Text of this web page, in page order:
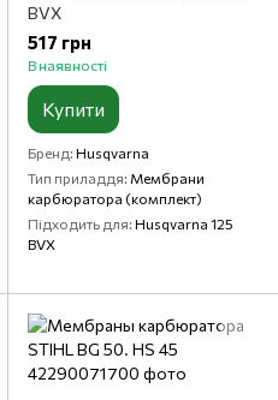
BVX
517 грн
В наявності
Купити
Бренд Husqvarna
Тип приладдя Мембрани
карбюратора (комплект)
Підходить для Husqvarna 125
BVX